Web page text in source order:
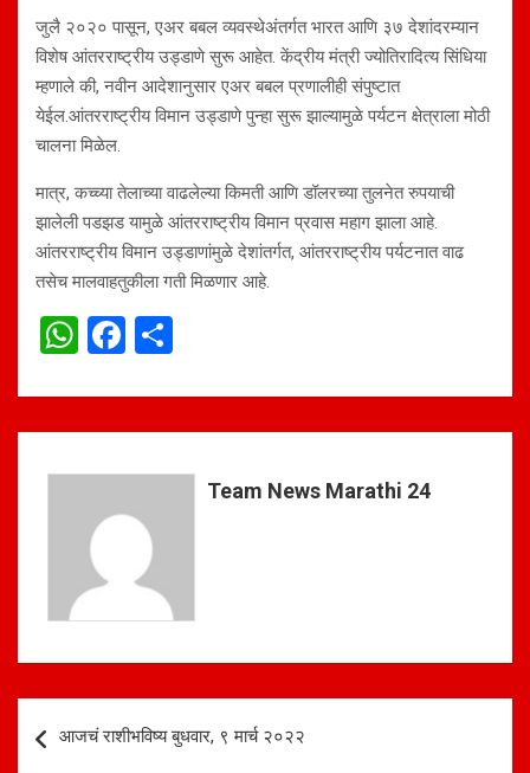
जुलै २०२० पासून, एअर बबल व्यवस्थेअंतर्गत भारत आणि ३७ देशांदरम्यान
विशेष आंतरराष्ट्रीय उड्डाणे सुरू आहेत. केंद्रीय मंत्री ज्योतिरादित्य सिंधिया
म्हणाले की, नवीन आदेशानुसार एअर बबल प्रणालीही संपुष्टात
येईल.आंतरराष्ट्रीय विमान उड्डाणे पुन्हा सुरू झाल्यामुळे पर्यटन क्षेत्राला मोठी
चालना मिळेल.
मात्र, कच्च्या तेलाच्या वाढलेल्या किमती आणि डॉलरच्या तुलनेत रुपयाची
झालेली पडझड यामुळे आंतरराष्ट्रीय विमान प्रवास महाग झाला आहे.
आंतरराष्ट्रीय विमान उड्डाणांमुळे देशांतर्गत, आंतरराष्ट्रीय पर्यटनात वाढ
तसेच मालवाहतुकीला गती मिळणार आहे.
W
at
A
p
p
F
ce
o
o
k
ar
Team News Marathi 24
navigation
आजचं राशीभविष्य बुधवार, ९ मार्च २०२२